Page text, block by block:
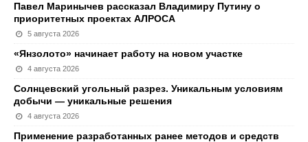
Павел Маринычев рассказал Владимиру Путину о
приоритетных проектах АЛРОСА
5 августа 2026
«Янзолото» начинает работу на новом участке
4 августа 2026
Солнцевский угольный разрез. Уникальным условиям
добычи — уникальные решения
4 августа 2026
Применение разработанных ранее методов и средств